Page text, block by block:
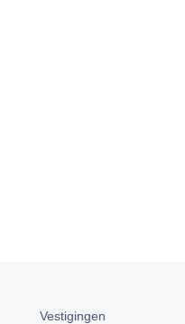
Vestigingen